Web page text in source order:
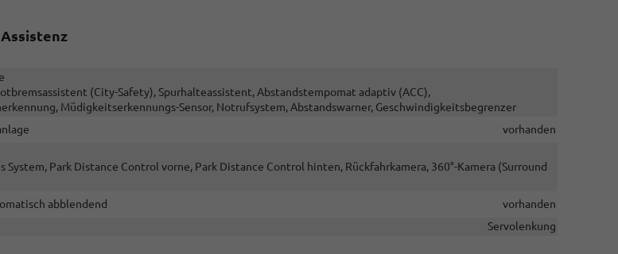
(City-Safety), Spurhalteassistent, Abstandstempomat adaptiv (ACC),
Müdigkeitserkennungs-Sensor, Notrufsystem, Abstandswarner, Geschwindigkeitsbegrenzer
vorhanden
System, Park Distance Control vorne, Park Distance Control hinten, Rückfahrkamera, 360°-Kamera (Surround
abblendend
vorhanden
Servolenkung